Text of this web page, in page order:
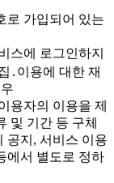
로 가입되어 있는
스에 로그인하지
․이용에 대한 재
용자의 이용을 제
및 기간 등 구체
공지, 서비스 이용
에서 별도로 정하